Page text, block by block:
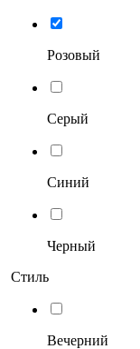
Розовый
Серый
Синий
Черный
Стиль
Вечерний